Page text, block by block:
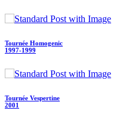
Tournée Homogenic
1997-1999
Tournée Vespertine
2001